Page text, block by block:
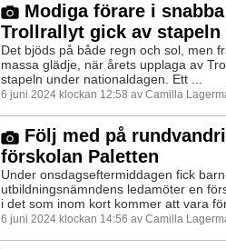
Modiga förare i
Trollrallyt gick av stapeln
Det bjöds på både regn och sol, men
massa glädje, när årets upplaga av
stapeln under nationaldagen. Ett ...
6 juni 2024 klockan 12:58 av Camilla
Följ med på
förskolan Paletten
Under onsdagseftermiddagen fick
utbildningsnämndens ledamöter en
i det som inom kort kommer att vara
6 juni 2024 klockan 14:56 av Camilla